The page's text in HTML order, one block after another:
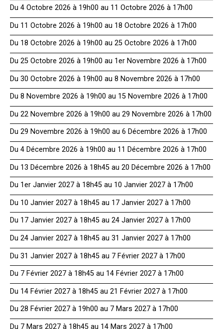
Du 4 Octobre 2026 à 19h00 au 11 Octobre 2026 à 17h00
Du 11 Octobre 2026 à 19h00 au 18 Octobre 2026 à 17h00
Du 18 Octobre 2026 à 19h00 au 25 Octobre 2026 à 17h00
Du 25 Octobre 2026 à 19h00 au 1er Novembre 2026 à 17h00
Du 30 Octobre 2026 à 19h00 au 8 Novembre 2026 à 17h00
Du 8 Novembre 2026 à 19h00 au 15 Novembre 2026 à 17h00
Du 22 Novembre 2026 à 19h00 au 29 Novembre 2026 à 17h00
Du 29 Novembre 2026 à 19h00 au 6 Décembre 2026 à 17h00
Du 4 Décembre 2026 à 19h00 au 11 Décembre 2026 à 17h00
Du 13 Décembre 2026 à 18h45 au 20 Décembre 2026 à 17h00
Du 1er Janvier 2027 à 18h45 au 10 Janvier 2027 à 17h00
Du 10 Janvier 2027 à 18h45 au 17 Janvier 2027 à 17h00
Du 17 Janvier 2027 à 18h45 au 24 Janvier 2027 à 17h00
Du 24 Janvier 2027 à 18h45 au 31 Janvier 2027 à 17h00
Du 31 Janvier 2027 à 18h45 au 7 Février 2027 à 17h00
Du 7 Février 2027 à 18h45 au 14 Février 2027 à 17h00
Du 14 Février 2027 à 18h45 au 21 Février 2027 à 17h00
Du 28 Février 2027 à 19h00 au 7 Mars 2027 à 17h00
Du 7 Mars 2027 à 18h45 au 14 Mars 2027 à 17h00